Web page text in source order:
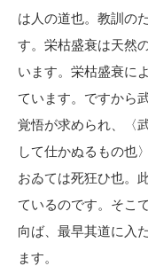
は人の道也。教訓の
す。栄枯盛衰は天然
います。栄枯盛衰に
ています。ですから
覚悟が求められ、〈
して仕かぬるもの也
おゐては死狂ひ也。
ているのです。そこ
向ば、最早其道に入
ます。